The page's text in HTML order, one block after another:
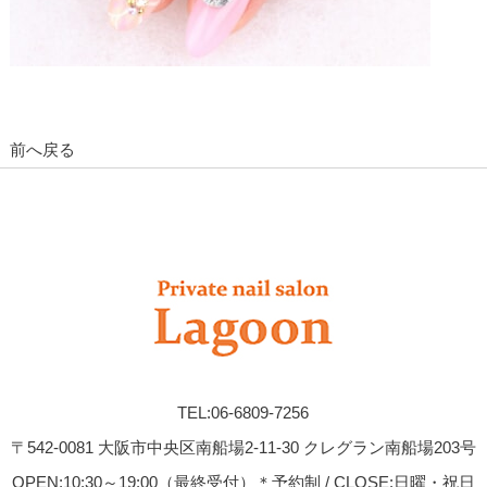
前へ戻る
TEL:06-6809-7256
〒542-0081 大阪市中央区南船場2-11-30 クレグラン南船場203号
OPEN:10:30～19:00（最終受付）＊予約制 / CLOSE:日曜・祝日